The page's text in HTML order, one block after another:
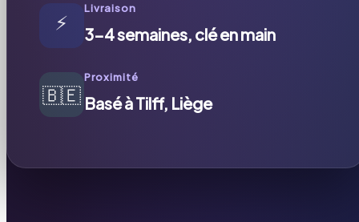
⚡
Livraison
3-4 semaines, clé en main
🇧🇪
Proximité
Basé à Tilff, Liège